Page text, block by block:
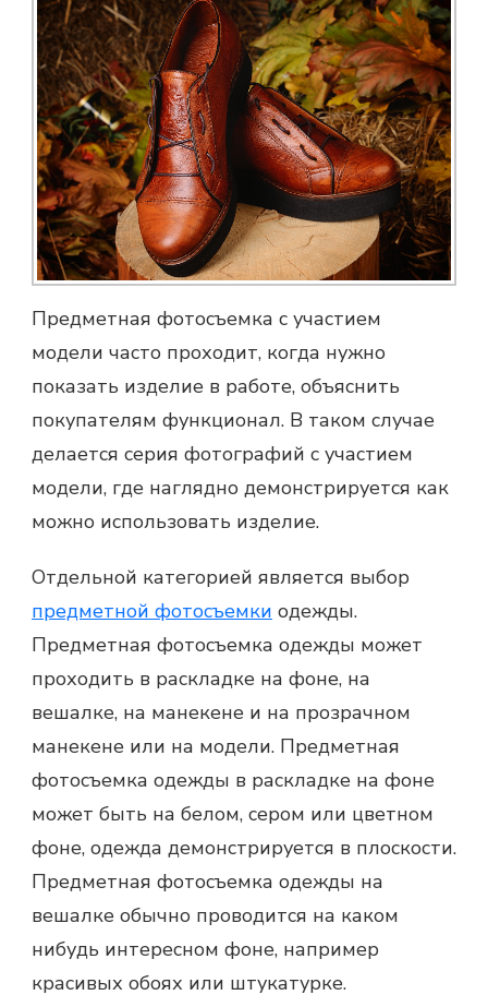
Предметная фотосъемка с участием
модели часто проходит, когда нужно
показать изделие в работе, объяснить
покупателям функционал. В таком случае
делается серия фотографий с участием
модели, где наглядно демонстрируется как
можно использовать изделие.
Отдельной категорией является выбор
предметной фотосъемки одежды.
Предметная фотосъемка одежды может
проходить в раскладке на фоне, на
вешалке, на манекене и на прозрачном
манекене или на модели. Предметная
фотосъемка одежды в раскладке на фоне
может быть на белом, сером или цветном
фоне, одежда демонстрируется в плоскости.
Предметная фотосъемка одежды на
вешалке обычно проводится на каком
нибудь интересном фоне, например
красивых обоях или штукатурке.